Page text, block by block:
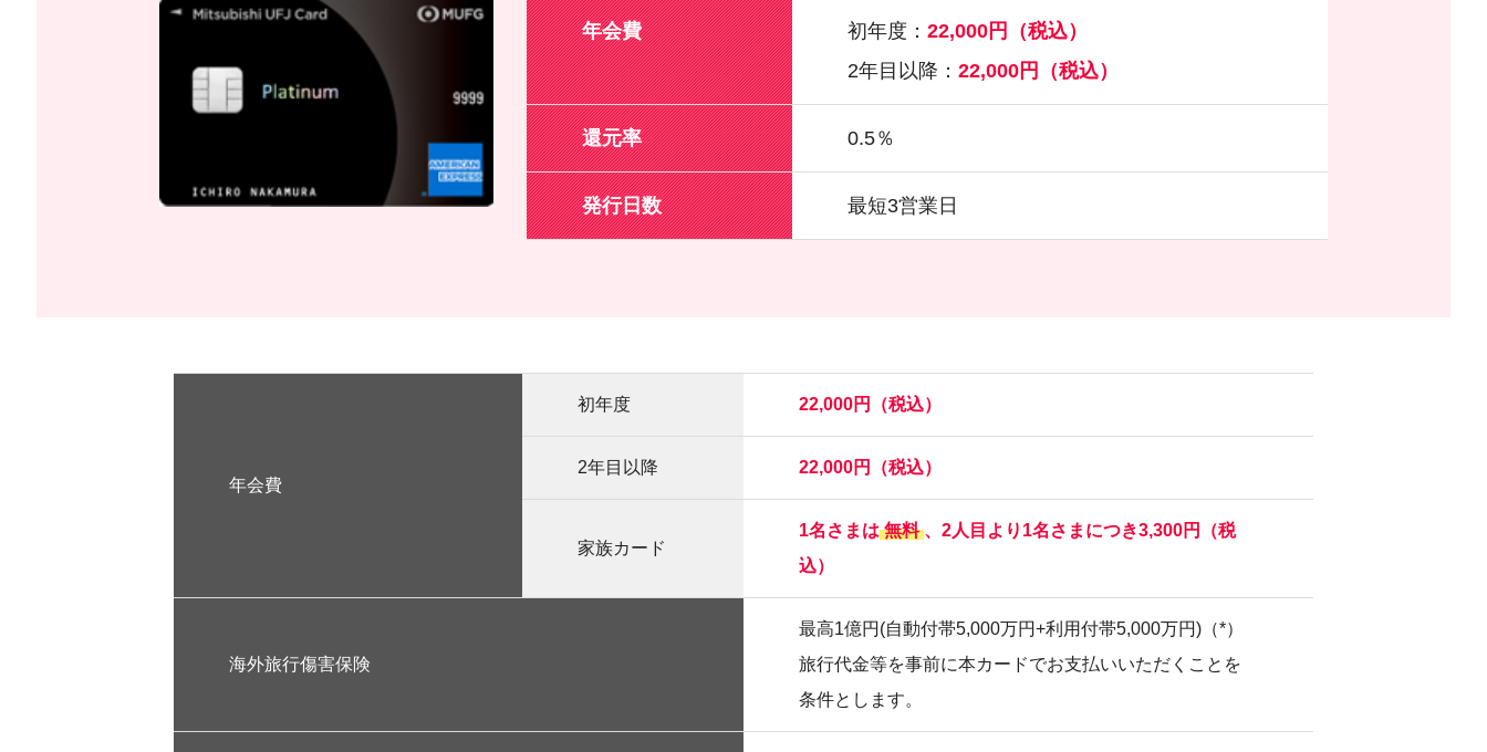
年会費 初年度： 22,000円（税込）
2年目以降： 22,000円（税込）
還元率 0.5％
発行日数 最短3営業日
年会費
初年度 22,000円（税込）
2年目以降 22,000円（税込）
家族カード
1名さまは 無料 、2人目より1名さまにつき3,300円（税
込）
海外旅行傷害保険
最高1億円(自動付帯5,000万円+利用付帯5,000万円)（*）
旅行代金等を事前に本カードでお支払いいただくことを
条件とします。